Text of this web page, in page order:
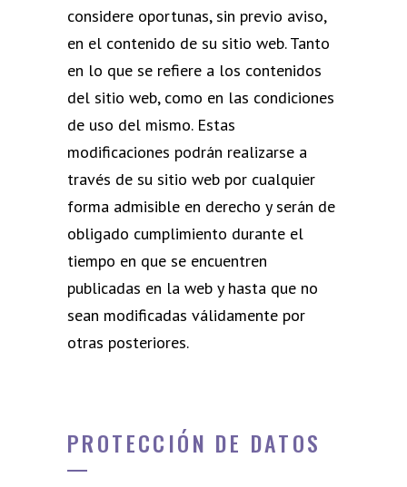
considere oportunas, sin previo aviso,
en el contenido de su sitio web. Tanto
en lo que se refiere a los contenidos
del sitio web, como en las condiciones
de uso del mismo. Estas
modificaciones podrán realizarse a
través de su sitio web por cualquier
forma admisible en derecho y serán de
obligado cumplimiento durante el
tiempo en que se encuentren
publicadas en la web y hasta que no
sean modificadas válidamente por
otras posteriores.
PROTECCIÓN DE DATOS